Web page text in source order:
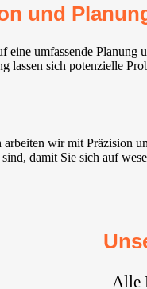
und
umfassende
lassen sich potenzielle
arbeiten wir mit Präzision
damit Sie sich auf
Alle